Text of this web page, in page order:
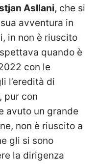
Asllani, che si
avventura in
in non è riuscito
quando è
con le
l’eredità di
pur con
avuto un grande
non è riuscito a
gli si sono
la dirigenza